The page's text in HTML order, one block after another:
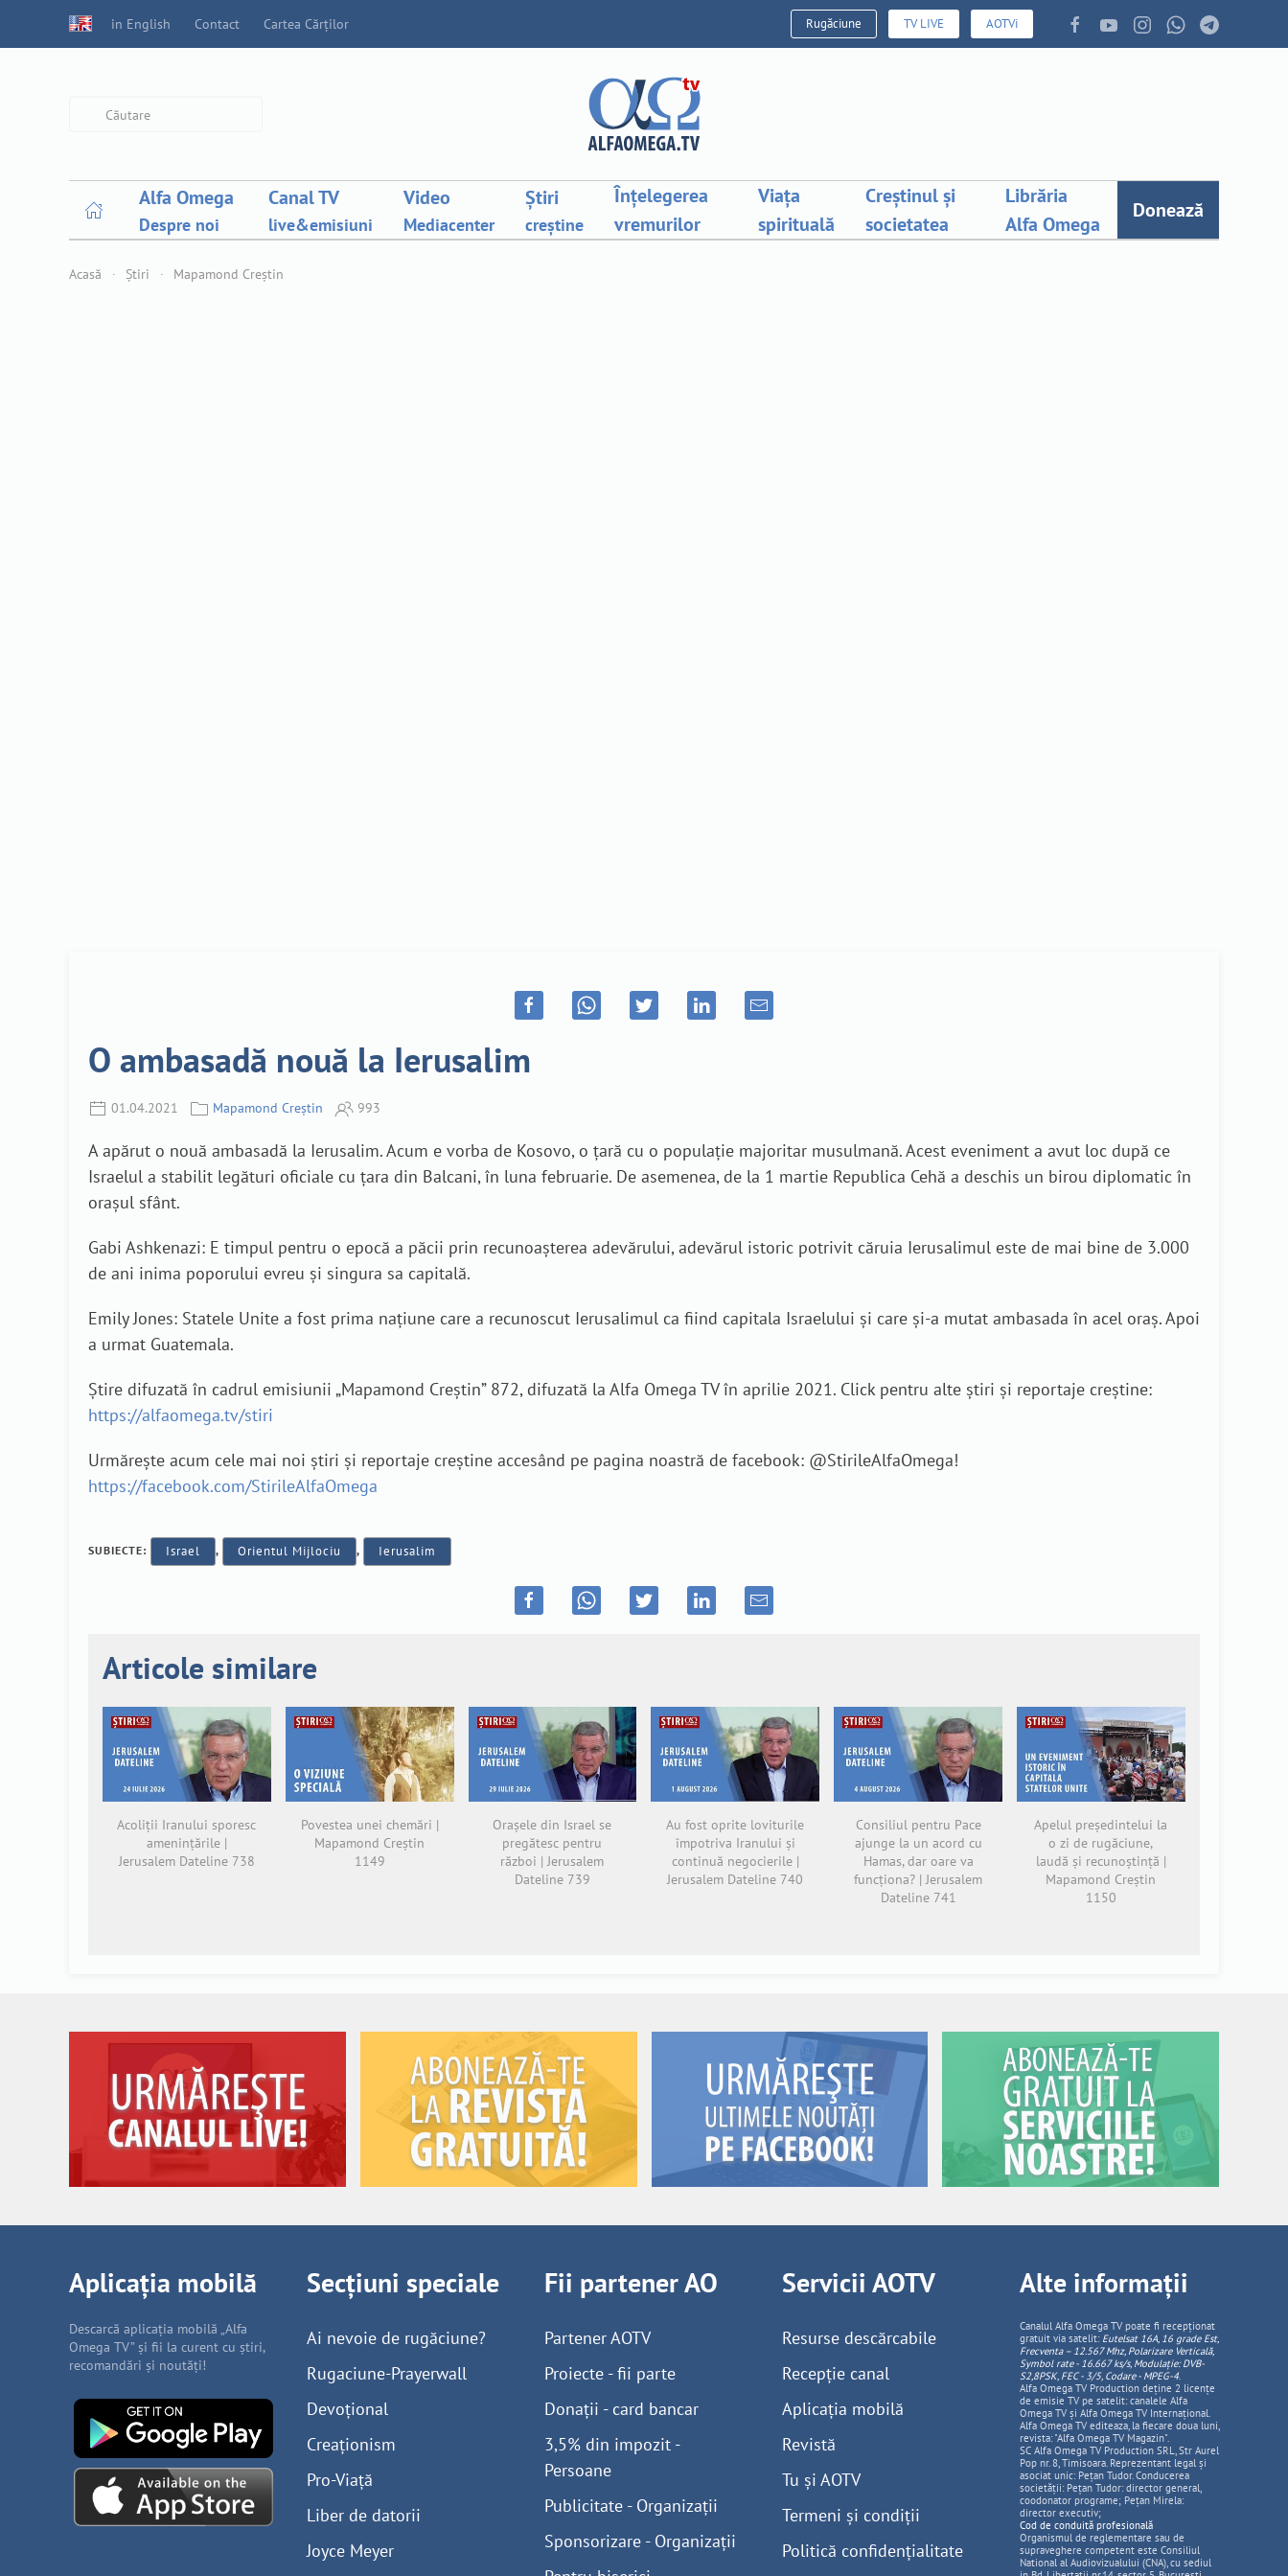
in English Contact Cartea Cărților Rugăciune TV LIVE AOTVi
Alfa Omega
Despre noi
Canal TV
live&emisiuni
Video
Mediacenter
Știri
creștine
Înțelegerea
vremurilor
Viața
spirituală
Creștinul și
societatea
Librăria
Alfa Omega
Donează
Acasă Știri Mapamond Creștin
O ambasadă nouă la Ierusalim
01.04.2021 Mapamond Creștin 993
A apărut o nouă ambasadă la Ierusalim. Acum e vorba de Kosovo, o țară cu o populație majoritar musulmană. Acest eveniment a avut loc după ce
Israelul a stabilit legături oficiale cu țara din Balcani, în luna februarie. De asemenea, de la 1 martie Republica Cehă a deschis un birou diplomatic în
orașul sfânt.
Gabi Ashkenazi: E timpul pentru o epocă a păcii prin recunoașterea adevărului, adevărul istoric potrivit căruia Ierusalimul este de mai bine de 3.000
de ani inima poporului evreu și singura sa capitală.
Emily Jones: Statele Unite a fost prima națiune care a recunoscut Ierusalimul ca fiind capitala Israelului și care și-a mutat ambasada în acel oraș. Apoi
a urmat Guatemala.
Știre difuzată în cadrul emisiunii „Mapamond Creștin” 872, difuzată la Alfa Omega TV în aprilie 2021. Click pentru alte știri și reportaje creștine:
https://alfaomega.tv/stiri
Urmărește acum cele mai noi știri și reportaje creștine accesând pe pagina noastră de facebook: @StirileAlfaOmega!
https://facebook.com/StirileAlfaOmega
SUBIECTE: Israel , Orientul Mijlociu , Ierusalim
Articole similare
Acoliții Iranului sporesc
amenințările |
Jerusalem Dateline 738
Povestea unei chemări |
Mapamond Creștin
1149
Orașele din Israel se
pregătesc pentru
război | Jerusalem
Dateline 739
Au fost oprite loviturile
împotriva Iranului și
continuă negocierile |
Jerusalem Dateline 740
Consiliul pentru Pace
ajunge la un acord cu
Hamas, dar oare va
funcționa? | Jerusalem
Dateline 741
Apelul președintelui la
o zi de rugăciune,
laudă și recunoștință |
Mapamond Creștin
1150
Aplicația mobilă
Descarcă aplicația mobilă „Alfa
Omega TV” și fii la curent cu știri,
recomandări și noutăți!
Secțiuni speciale
Ai nevoie de rugăciune?
Rugaciune-Prayerwall
Devoțional
Creaționism
Pro-Viață
Liber de datorii
Joyce Meyer
Fii partener AO
Partener AOTV
Proiecte - fii parte
Donații - card bancar
3,5% din impozit -
Persoane
Publicitate - Organizații
Sponsorizare - Organizații
Servicii AOTV
Resurse descărcabile
Recepție canal
Aplicația mobilă
Revistă
Tu și AOTV
Termeni și condiții
Politică confidențialitate
Alte informații
Canalul Alfa Omega TV poate fi recepționat
gratuit via satelit: Eutelsat 16A, 16 grade Est,
Frecventa – 12.567 Mhz, PolarizareVerticală,
Symbol rate - 16.667 ks/s, Modulație: DVB-
S2,8PSK, FEC - 3/5, Codare - MPEG-4.
Alfa Omega TV Production deține 2 licențe
de emisie TV pe satelit: canalele Alfa
Omega TV și Alfa Omega TV Internațional.
Alfa Omega TV editeaza, la fiecare doua luni,
revista: "Alfa Omega TV Magazin".
SC Alfa Omega TV Production SRL, Str Aurel
Pop nr. 8, Timisoara. Reprezentant legal și
asociat unic: Pețan Tudor. Conducerea
societății: Pețan Tudor: director general,
coodonator programe; Pețan Mirela:
director executiv;
Cod de conduită profesională
Organismul de reglementare sau de
supraveghere competent este Consiliul
National al Audiovizualului (CNA), cu sediul